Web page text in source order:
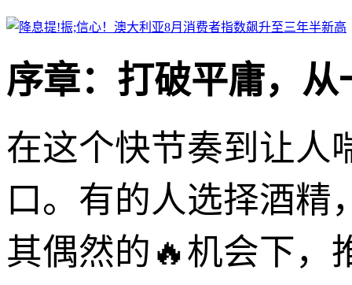
序章：打破平庸，
在这个快节奏到让人
口。有的人选择酒精
其偶然的🔥机会下，